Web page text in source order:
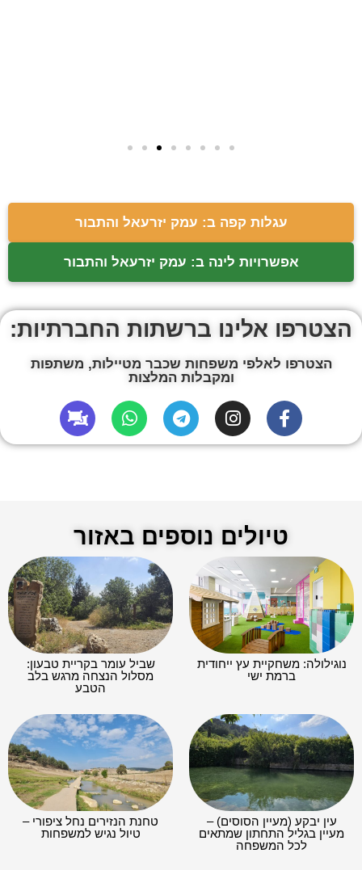
עגלות קפה ב: עמק יזרעאל והתבור
אפשרויות לינה ב: עמק יזרעאל והתבור
הצטרפו אלינו ברשתות החברתיות:
הצטרפו לאלפי משפחות שכבר מטיילות, משתפות
ומקבלות המלצות
טיולים נוספים באזור
נוגילולה: משחקיית עץ ייחודית
ברמת ישי
שביל עומר בקריית טבעון:
מסלול הנצחה מרגש בלב
הטבע
עין יבקע (מעיין הסוסים) –
מעיין בגליל התחתון שמתאים
לכל המשפחה
טחנת הנזירים נחל ציפורי –
טיול נגיש למשפחות